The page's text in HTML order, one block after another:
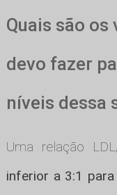
Quais são
devo fazer
níveis dessa
Uma relação
inferior a 3:1 para